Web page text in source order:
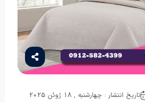
تاریخ انتشار : چهارشنبه , 18 ژوئن 2025